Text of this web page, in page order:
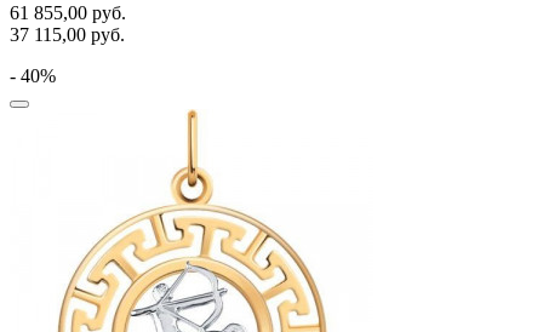
61 855,00 руб.
37 115,00 руб.
- 40%